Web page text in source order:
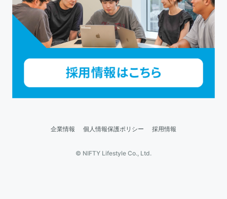
企業情報 個人情報保護ポリシー 採用情報
© NIFTY Lifestyle Co., Ltd.